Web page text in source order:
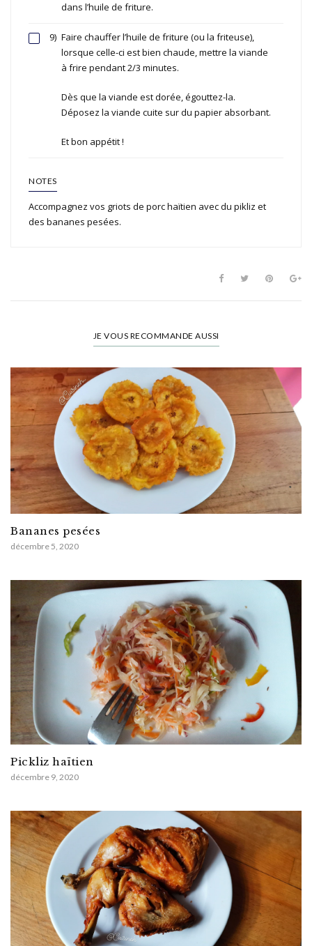
dans l’huile de friture.
9) Faire chauffer l’huile de friture (ou la friteuse),
lorsque celle-ci est bien chaude, mettre la viande
à frire pendant 2/3 minutes.
Dès que la viande est dorée, égouttez-la.
Déposez la viande cuite sur du papier absorbant.
Et bon appétit !
NOTES
Accompagnez vos griots de porc haïtien avec du pikliz et
des bananes pesées.
JE VOUS RECOMMANDE AUSSI
Bananes pesées
décembre 5, 2020
Pickliz haïtien
décembre 9, 2020